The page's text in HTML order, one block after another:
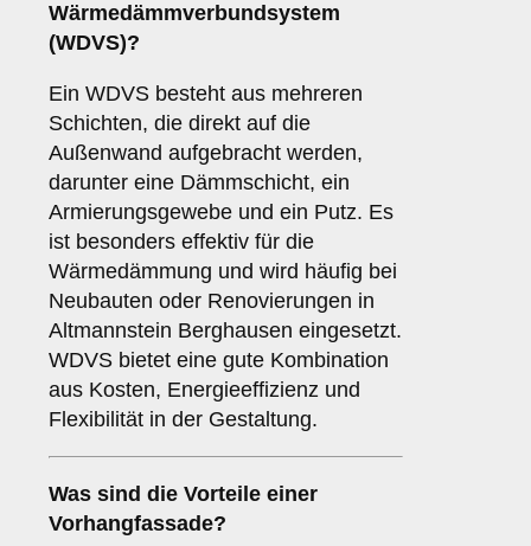
Wärmedämmverbundsystem
(WDVS)?
Ein WDVS besteht aus mehreren
Schichten, die direkt auf die
Außenwand aufgebracht werden,
darunter eine Dämmschicht, ein
Armierungsgewebe und ein Putz. Es
ist besonders effektiv für die
Wärmedämmung und wird häufig bei
Neubauten oder Renovierungen in
Altmannstein Berghausen eingesetzt.
WDVS bietet eine gute Kombination
aus Kosten, Energieeffizienz und
Flexibilität in der Gestaltung.
Was sind die Vorteile einer
Vorhangfassade?